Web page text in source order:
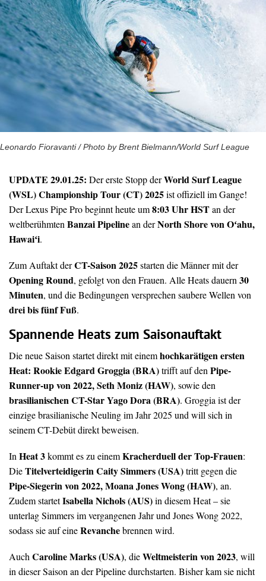
Leonardo Fioravanti / Photo by Brent Bielmann/World Surf League
UPDATE 29.01.25: Der erste Stopp derWorld Surf League
(WSL) Championship Tour (CT) 2025ist offiziell im Gange!
Der Lexus Pipe Pro beginnt heute um8:03 Uhr HSTan der
weltberühmten Banzai Pipelinean derNorth Shore von Oʻahu,
Hawaiʻi.
Zum Auftakt derCT-Saison 2025starten die Männer mit der
Opening Round, gefolgt von den Frauen. Alle Heats dauern 30
Minuten, und die Bedingungen versprechen saubere Wellen von
drei bis fünf Fuß.
Spannende Heats zum Saisonauftakt
Die neue Saison startet direkt mit einemhochkarätigen ersten
Heat: Rookie Edgard Groggia (BRA)trifft auf den Pipe-
Runner-up von 2022, Seth Moniz (HAW), sowie den
brasilianischen CT-Star Yago Dora (BRA). Groggia ist der
einzige brasilianische Neuling im Jahr 2025 und will sich in
seinem CT-Debüt direkt beweisen.
In Heat 3kommt es zu einemKracherduell der Top-Frauen:
DieTitelverteidigerin Caity Simmers (USA)tritt gegen die
Pipe-Siegerin von 2022, Moana Jones Wong (HAW), an.
Zudem startetIsabella Nichols (AUS)in diesem Heat – sie
unterlag Simmers im vergangenen Jahr und Jones Wong 2022,
sodass sie auf eineRevanchebrennen wird.
AuchCaroline Marks (USA), dieWeltmeisterin von 2023, will
in dieser Saison an der Pipeline durchstarten. Bisher kam sie nicht